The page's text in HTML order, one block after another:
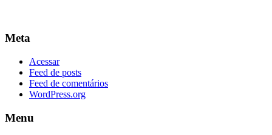
Meta
Acessar
Feed de posts
Feed de comentários
WordPress.org
Menu